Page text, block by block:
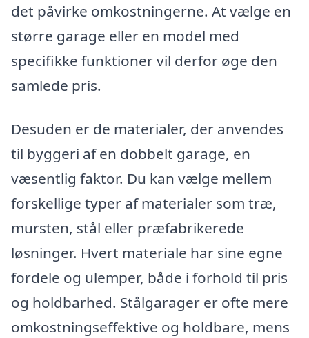
det påvirke omkostningerne. At vælge en
større garage eller en model med
specifikke funktioner vil derfor øge den
samlede pris.
Desuden er de materialer, der anvendes
til byggeri af en dobbelt garage, en
væsentlig faktor. Du kan vælge mellem
forskellige typer af materialer som træ,
mursten, stål eller præfabrikerede
løsninger. Hvert materiale har sine egne
fordele og ulemper, både i forhold til pris
og holdbarhed. Stålgarager er ofte mere
omkostningseffektive og holdbare, mens